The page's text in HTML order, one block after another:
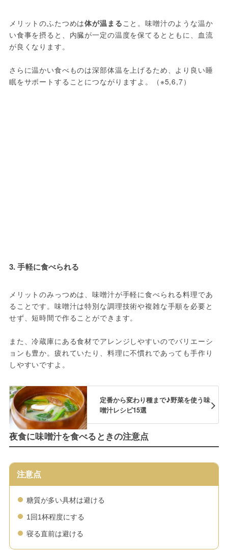
メリットのふたつめは体が温まること。味噌汁のような温か
い食事を摂ると、内臓が一定の温度を保てるとともに、血流
が良くなります。
さらに温かい食べものは深部体温を上げるため、より良い睡
眠をサポートすることにつながりますよ。（※5,6,7）
3. 手軽に食べられる
メリットのみっつめは、味噌汁が手軽に食べられる料理であ
ることです。味噌汁は特別な調理技術や複雑な手順を必要と
せず、短時間で作ることができます。
また、冷蔵庫にある食材でアレンジしやすいのでバリエーシ
ョンも豊か。疲れていたり、料理に不慣れであっても手作り
しやすいですよ。
定番から変わり種まで♪野菜を使う味
噌汁レシピ15選
夜食に味噌汁を食べるときの注意点
注意点
糖質が多い具材は避ける
1回1杯程度にする
寝る直前は避ける